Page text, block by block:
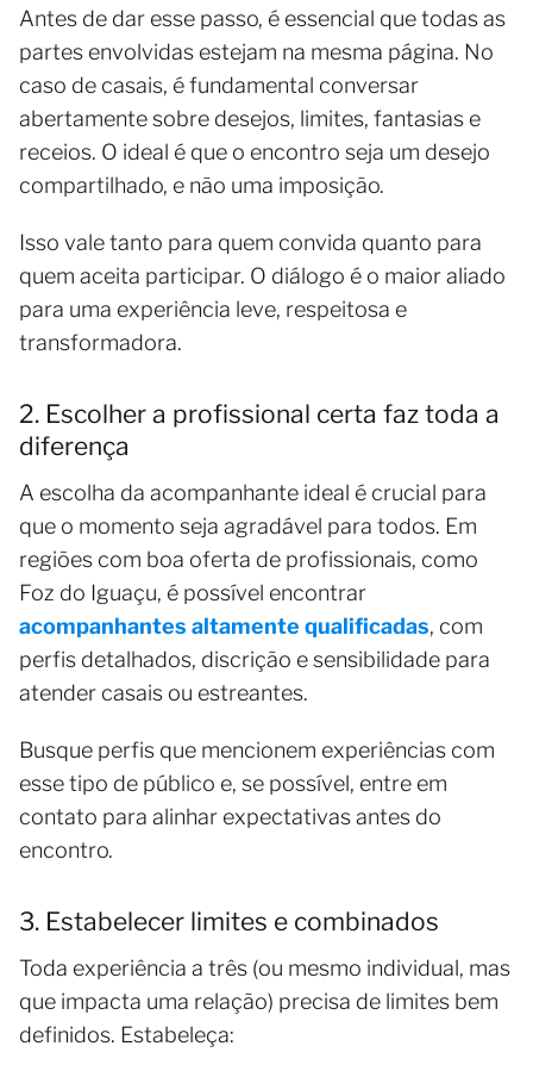
Antes de dar esse passo, é essencial que todas as
partes envolvidas estejam na mesma página. No
caso de casais, é fundamental conversar
abertamente sobre desejos, limites, fantasias e
receios. O ideal é que o encontro seja um desejo
compartilhado, e não uma imposição.
Isso vale tanto para quem convida quanto para
quem aceita participar. O diálogo é o maior aliado
para uma experiência leve, respeitosa e
transformadora.
2. Escolher a profissional certa faz toda a
diferença
A escolha da acompanhante ideal é crucial para
que o momento seja agradável para todos. Em
regiões com boa oferta de profissionais, como
Foz do Iguaçu, é possível encontrar
acompanhantes altamente qualificadas, com
perfis detalhados, discrição e sensibilidade para
atender casais ou estreantes.
Busque perfis que mencionem experiências com
esse tipo de público e, se possível, entre em
contato para alinhar expectativas antes do
encontro.
3. Estabelecer limites e combinados
Toda experiência a três (ou mesmo individual, mas
que impacta uma relação) precisa de limites bem
definidos. Estabeleça: